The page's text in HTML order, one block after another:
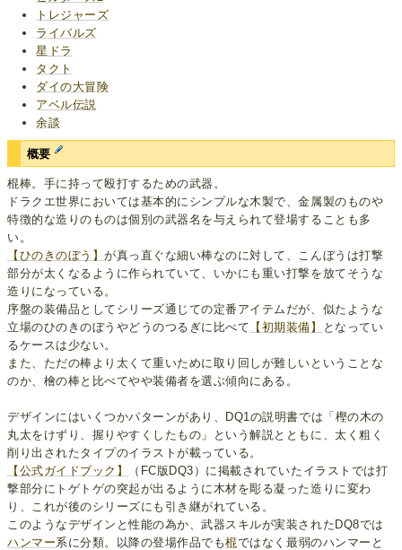
トレジャーズ
ライバルズ
星ドラ
タクト
ダイの大冒険
アベル伝説
余談
概要
棍棒。手に持って殴打するための武器。
ドラクエ世界においては基本的にシンプルな木製で、金属製のものや
特徴的な造りのものは個別の武器名を与えられて登場することも多
い。
【ひのきのぼう】が真っ直ぐな細い棒なのに対して、こんぼうは打撃
部分が太くなるように作られていて、いかにも重い打撃を放てそうな
造りになっている。
序盤の装備品としてシリーズ通じての定番アイテムだが、似たような
立場のひのきのぼうやどうのつるぎに比べて 【初期装備】
となってい
るケースは少ない。
また、ただの棒より太くて重いために取り回しが難しいということな
のか、檜の棒と比べてやや装備者を選ぶ傾向にある。
デザインにはいくつかパターンがあり、DQ1の説明書では「樫の木の
丸太をけずり、握りやすくしたもの」という解説とともに、太く粗く
削り出されたタイプのイラストが載っている。
【公式ガイドブック】
（FC版DQ3）に掲載されていたイラストでは打
撃部分にトゲトゲの突起が出るように木材を彫る凝った造りに変わ
り、これが後のシリーズにも引き継がれている。
このようなデザインと性能の為か、武器スキルが実装されたDQ8では
ハンマー系に分類。以降の登場作品でも棍ではなく最弱のハンマーと